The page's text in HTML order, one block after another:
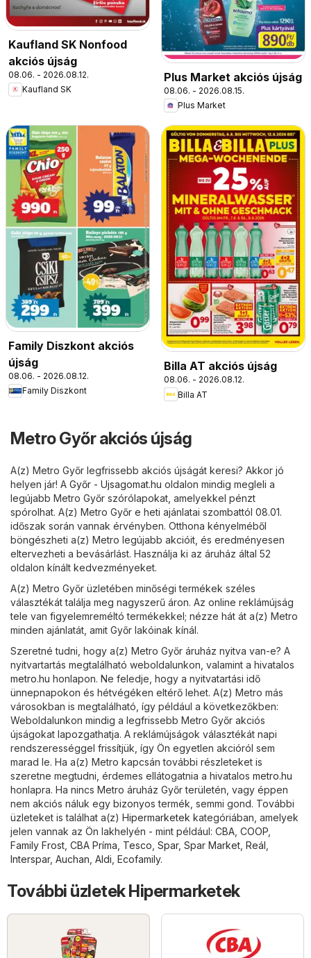
Kaufland SK Nonfood
akciós újság
08.06. - 2026.08.12.
Kaufland SK
Plus Market akciós újság
08.06. - 2026.08.15.
Plus Market
Family Diszkont akciós
újság
08.06. - 2026.08.12.
Family Diszkont
Billa AT akciós újság
08.06. - 2026.08.12.
Billa AT
Metro Győr akciós újság
A(z) Metro Győr legfrissebb akciós újságát keresi? Akkor jó
helyen jár! A Győr - Ujsagomat.hu oldalon mindig megleli a
legújabb Metro Győr szórólapokat, amelyekkel pénzt
spórolhat. A(z) Metro Győr e heti ajánlatai szombattól 08.01.
időszak során vannak érvényben. Otthona kényelméből
böngészheti a(z) Metro legújabb akcióit, és eredményesen
eltervezheti a bevásárlást. Használja ki az áruház által 52
oldalon kínált kedvezményeket.
A(z) Metro Győr üzletében minőségi termékek széles
választékát találja meg nagyszerű áron. Az online reklámújság
tele van figyelemreméltó termékekkel; nézze hát át a(z) Metro
minden ajánlatát, amit Győr lakóinak kínál.
Szeretné tudni, hogy a(z) Metro Győr áruház nyitva van-e? A
nyitvartartás megtalálható weboldalunkon, valamint a hivatalos
metro.hu honlapon. Ne feledje, hogy a nyitvatartási idő
ünnepnapokon és hétvégéken eltérő lehet. A(z) Metro más
városokban is megtalálható, így például a következőkben:
Weboldalunkon mindig a legfrissebb Metro Győr akciós
újságokat lapozgathatja. A reklámújságok választékát napi
rendszerességgel frissítjük, így Ön egyetlen akcióról sem
marad le. Ha a(z) Metro kapcsán további részleteket is
szeretne megtudni, érdemes ellátogatnia a hivatalos metro.hu
honlapra. Ha nincs Metro áruház Győr területén, vagy éppen
nem akciós náluk egy bizonyos termék, semmi gond. További
üzleteket is találhat a(z) Hipermarketek kategóriában, amelyek
jelen vannak az Ön lakhelyén - mint például: CBA COOP
Family Frost CBA Príma Tesco Spar, Spar Market Reál
Interspar, Auchan Aldi Ecofamily.
További üzletek Hipermarketek